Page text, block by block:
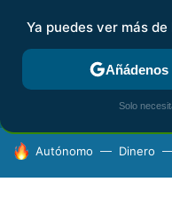
FISCALIDAD Y
HOY SE HABLA DE
Autónomo Dinero
Ya puedes ver más
Solo